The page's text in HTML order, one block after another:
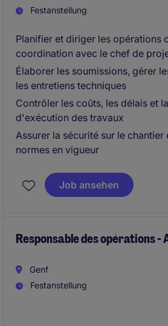
Festanstellung
Planifier et diriger les opérations
coordination avec le chef de
Élaborer les soumissions, gérer
les entretiens techniques
Contrôler les coûts, les délais et
d'exécution des travaux
Assurer la sécurité sur le chantier
normes en vigueur
Job ansehen
Responsable des opérations -
Genf
Festanstellung